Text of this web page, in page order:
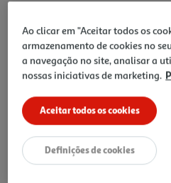
massa muscular e é fácil de
comprovados.
11.97 €/Kg
4,49 €
Notas de preparação
Ao clicar em "Aceitar todos os
armazenamento de cookies no
a navegação no site, analisar a
nossas iniciativas de marketing.
Aceitar todos os cookies
Definições de cookies